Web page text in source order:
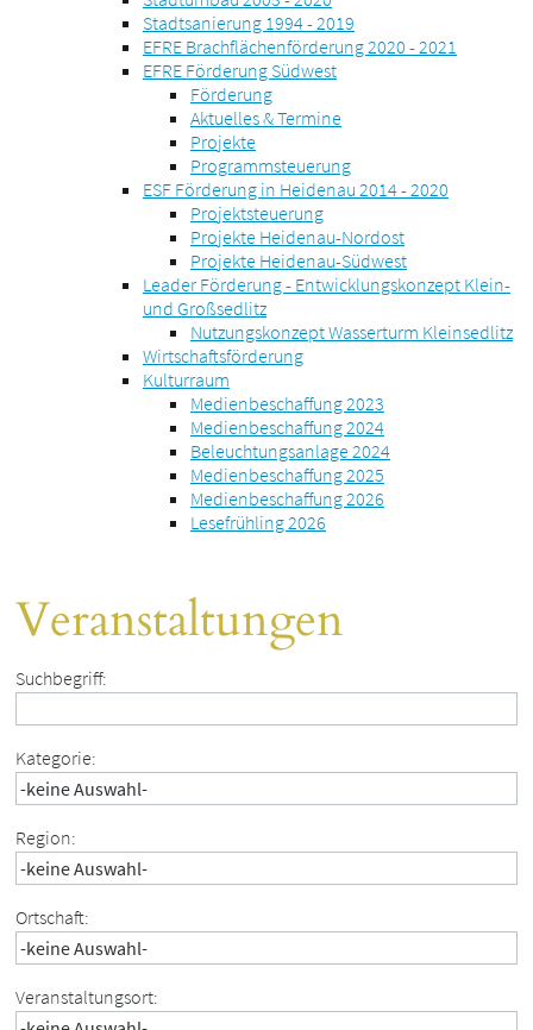
Stadtsanierung 1994 - 2019
EFRE Brachflächenförderung 2020 - 2021
EFRE Förderung Südwest
Förderung
Aktuelles & Termine
Projekte
Programmsteuerung
ESF Förderung in Heidenau 2014 - 2020
Projektsteuerung
Projekte Heidenau-Nordost
Projekte Heidenau-Südwest
Leader Förderung - Entwicklungskonzept Klein-
und Großsedlitz
Nutzungskonzept Wasserturm Kleinsedlitz
Wirtschaftsförderung
Kulturraum
Medienbeschaffung 2023
Medienbeschaffung 2024
Beleuchtungsanlage 2024
Medienbeschaffung 2025
Medienbeschaffung 2026
Lesefrühling 2026
Veranstaltungen
Suchbegriff:
Kategorie:
Region:
Ortschaft:
Veranstaltungsort: